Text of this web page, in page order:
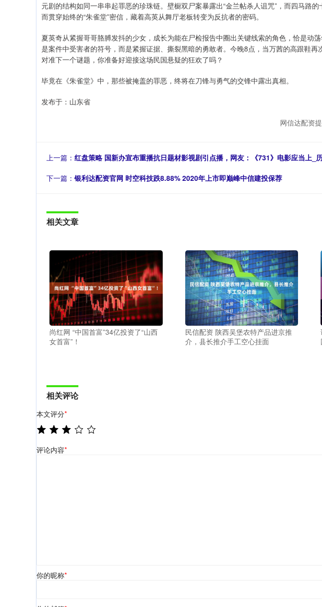
元剧的结构如同一串串起罪恶的珍珠链。壁橱双尸案暴露出“金兰帖杀人诅咒”，而四马路
而贯穿始终的“朱雀堂”密信，藏着高英从舞厅老板转变为反抗者的密码。
夏英奇从紧握哥哥胳膊发抖的少女，成长为能在尸检报告中圈出关键线索的角色，恰是
是案件中受害者的符号，而是紧握证据、撕裂黑暗的勇敢者。今晚8点，当万茜的高跟鞋
对准下一个谜题，你准备好迎接这场民国悬疑的狂欢了吗？
毕竟在《朱雀堂》中，那些被掩盖的罪恶，终将在刀锋与勇气的交锋中露出真相。
发布于：山东省
网信达配资
上一篇： 红盘策略 国新办宣布重播抗日题材影视剧引点播，网友：《731》电影应当上_
下一篇： 银利达配资官网 时空科技跌8.88% 2020年上市即巅峰中信建投保荐
相关文章
尚红网 “中国首富”34亿投资了“山西
女首富”！
民信配资 陕西吴堡农特产品进京推
介，县长推介手工空心挂面
相关评论
本文评分*
评论内容*
你的昵称*